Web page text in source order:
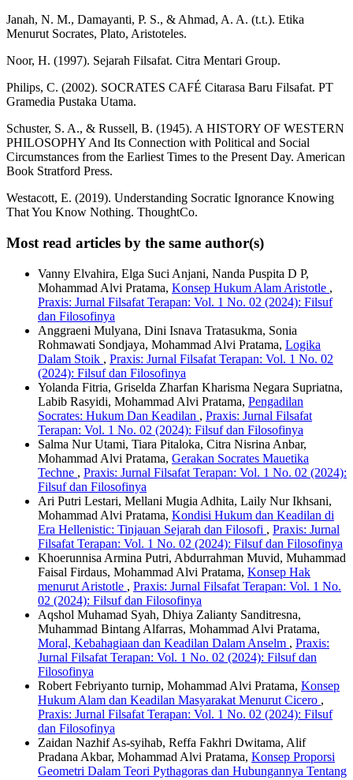
Janah, N. M., Damayanti, P. S., & Ahmad, A. A. (t.t.). Etika
Menurut Socrates, Plato, Aristoteles.
Noor, H. (1997). Sejarah Filsafat. Citra Mentari Group.
Philips, C. (2002). SOCRATES CAFÉ Citarasa Baru Filsafat. PT
Gramedia Pustaka Utama.
Schuster, S. A., & Russell, B. (1945). A HISTORY OF WESTERN
PHILOSOPHY And Its Connection with Political and Social
Circumstances from the Earliest Times to the Present Day. American
Book Stratford Press.
Westacott, E. (2019). Understanding Socratic Ignorance Knowing
That You Know Nothing. ThoughtCo.
Most read articles by the same author(s)
Vanny Elvahira, Elga Suci Anjani, Nanda Puspita D P,
Mohammad Alvi Pratama, Konsep Hukum Alam Aristotle ,
Praxis: Jurnal Filsafat Terapan: Vol. 1 No. 02 (2024): Filsuf
dan Filosofinya
Anggraeni Mulyana, Dini Isnava Tratasukma, Sonia
Rohmawati Sondjaya, Mohammad Alvi Pratama, Logika
Dalam Stoik , Praxis: Jurnal Filsafat Terapan: Vol. 1 No. 02
(2024): Filsuf dan Filosofinya
Yolanda Fitria, Griselda Zharfan Kharisma Negara Supriatna,
Labib Rasyidi, Mohammad Alvi Pratama, Pengadilan
Socrates: Hukum Dan Keadilan , Praxis: Jurnal Filsafat
Terapan: Vol. 1 No. 02 (2024): Filsuf dan Filosofinya
Salma Nur Utami, Tiara Pitaloka, Citra Nisrina Anbar,
Mohammad Alvi Pratama, Gerakan Socrates Mauetika
Techne , Praxis: Jurnal Filsafat Terapan: Vol. 1 No. 02 (2024):
Filsuf dan Filosofinya
Ari Putri Lestari, Mellani Mugia Adhita, Laily Nur Ikhsani,
Mohammad Alvi Pratama, Kondisi Hukum dan Keadilan di
Era Hellenistic: Tinjauan Sejarah dan Filosofi , Praxis: Jurnal
Filsafat Terapan: Vol. 1 No. 02 (2024): Filsuf dan Filosofinya
Khoerunnisa Armina Putri, Abdurrahman Muvid, Muhammad
Faisal Firdaus, Mohammad Alvi Pratama, Konsep Hak
menurut Aristotle , Praxis: Jurnal Filsafat Terapan: Vol. 1 No.
02 (2024): Filsuf dan Filosofinya
Aqshol Muhamad Syah, Dhiya Zalianty Sanditresna,
Muhammad Bintang Alfarras, Mohammad Alvi Pratama,
Moral, Kebahagiaan dan Keadilan Dalam Anselm , Praxis:
Jurnal Filsafat Terapan: Vol. 1 No. 02 (2024): Filsuf dan
Filosofinya
Robert Febriyanto turnip, Mohammad Alvi Pratama, Konsep
Hukum Alam dan Keadilan Masyarakat Menurut Cicero ,
Praxis: Jurnal Filsafat Terapan: Vol. 1 No. 02 (2024): Filsuf
dan Filosofinya
Zaidan Nazhif As-syihab, Reffa Fakhri Dwitama, Alif
Pradana Akbar, Mohammad Alvi Pratama, Konsep Proporsi
Geometri Dalam Teori Pythagoras dan Hubungannya Tentang